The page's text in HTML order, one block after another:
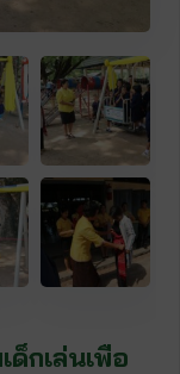
ด็กเล่นเพื่อ